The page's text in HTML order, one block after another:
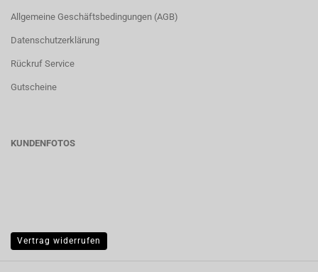
Allgemeine Geschäftsbedingungen (AGB)
Datenschutzerklärung
Rückruf Service
Gutscheine
KUNDENFOTOS
Vertrag widerrufen